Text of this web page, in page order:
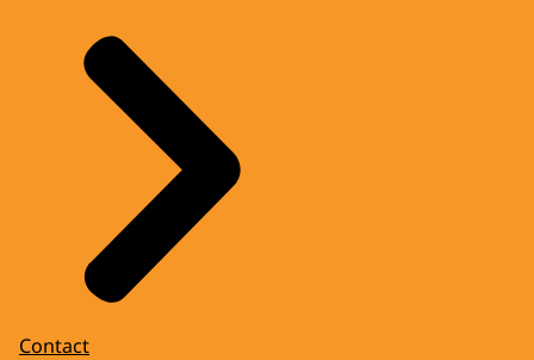
Contact